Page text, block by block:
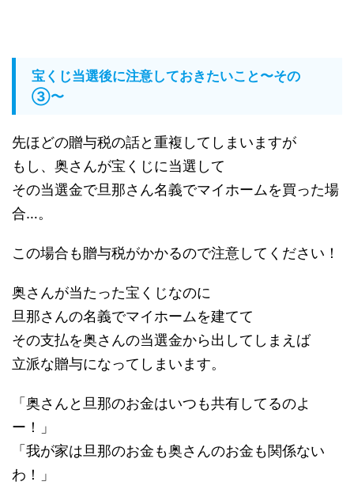
宝くじ当選後に注意しておきたいこと〜その
③〜
先ほどの贈与税の話と重複してしまいますが
もし、奥さんが宝くじに当選して
その当選金で旦那さん名義でマイホームを買った場
合…。
この場合も贈与税がかかるので注意してください！
奥さんが当たった宝くじなのに
旦那さんの名義でマイホームを建てて
その支払を奥さんの当選金から出してしまえば
立派な贈与になってしまいます。
「奥さんと旦那のお金はいつも共有してるのよ
ー！」
「我が家は旦那のお金も奥さんのお金も関係ない
わ！」